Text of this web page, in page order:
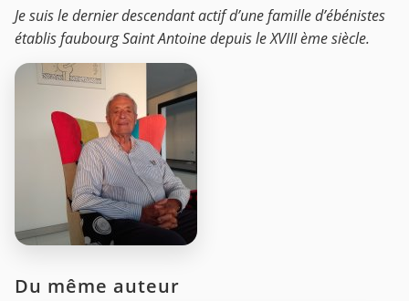
Je suis le dernier descendant actif d’une famille d’ébénistes
établis faubourg Saint Antoine depuis le XVIII ème siècle.
Du même auteur